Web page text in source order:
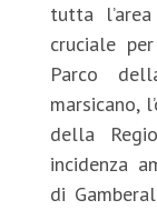
tutta
cruciale
Parco
marsicano,
della
incidenza
di